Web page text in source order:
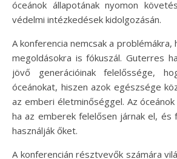
óceánok állapotának nyomon
védelmi intézkedések kidolgozásán.
A konferencia nemcsak a problémákra,
megoldásokra is fókuszál. Guterres
jövő generációinak felelőssége,
óceánokat, hiszen azok egészsége
az emberi életminőséggel. Az
ha az emberek felelősen járnak el, és
használják őket.
A konferencián résztvevők számára